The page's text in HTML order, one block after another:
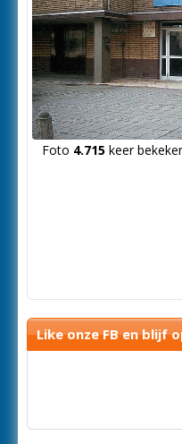
Foto 4.715keer
Like onze FB en blijf